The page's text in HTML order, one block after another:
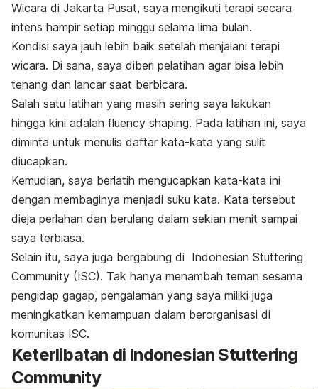
Wicara di Jakarta Pusat, saya mengikuti terapi secara
intens hampir setiap minggu selama lima bulan.
Kondisi saya jauh lebih baik setelah menjalani terapi
wicara. Di sana, saya diberi pelatihan agar bisa lebih
tenang dan lancar saat berbicara.
Salah satu latihan yang masih sering saya lakukan
hingga kini adalah fluency shaping. Pada latihan ini, saya
diminta untuk menulis daftar kata-kata yang sulit
diucapkan.
Kemudian, saya berlatih mengucapkan kata-kata ini
dengan membaginya menjadi suku kata. Kata tersebut
dieja perlahan dan berulang dalam sekian menit sampai
saya terbiasa.
Selain itu, saya juga bergabung di Indonesian Stuttering
Community (ISC). Tak hanya menambah teman sesama
pengidap gagap, pengalaman yang saya miliki juga
meningkatkan kemampuan dalam berorganisasi di
komunitas ISC.
Keterlibatan di Indonesian Stuttering
Community